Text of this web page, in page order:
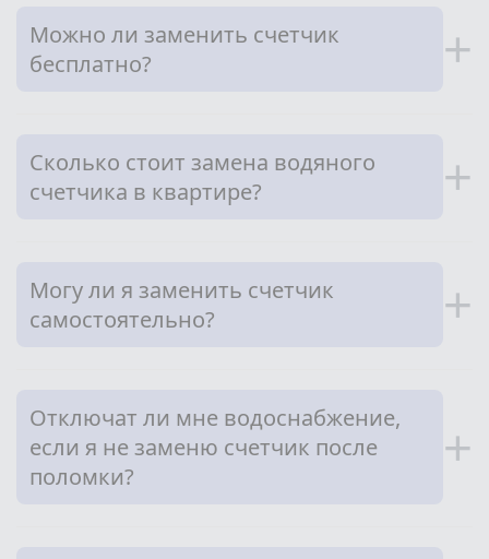
Можно ли заменить счетчик
бесплатно?
+
Сколько стоит замена водяного
счетчика в квартире?
+
Могу ли я заменить счетчик
самостоятельно?
+
Отключат ли мне водоснабжение,
если я не заменю счетчик после
поломки?
+